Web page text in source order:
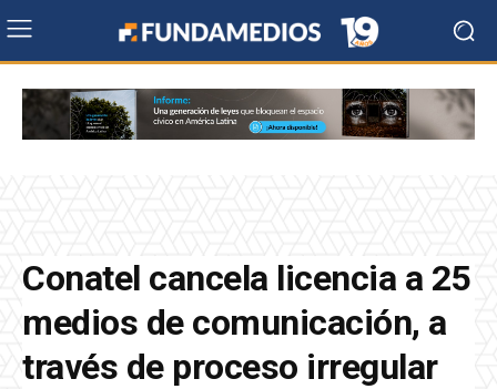
Conatel cancela licencia a 25
medios de comunicación, a
través de proceso irregular